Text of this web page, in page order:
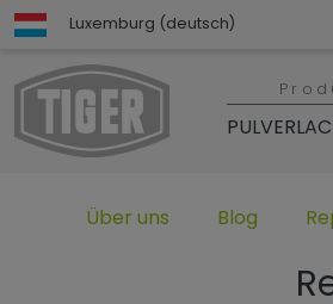
Luxemburg (deutsch)
Untermenü öffnen für
Über uns Untermenü
Blog